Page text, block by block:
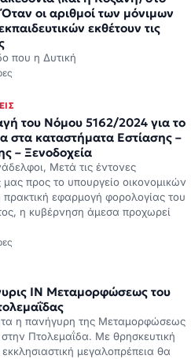
οι αριθμοί των μόνιμων
εκθέτουν τις
που η Δυτική
του Νόμου 5162/2024 για το
στα καταστήματα Εστίασης –
– Ξενοδοχεία
Μετά τις έντονες
μας προς το υπουργείο οικονομικών
πρακτική εφαρμογή φορολογίας του
η κυβέρνηση άμεσα προχωρεί
ΙΝ Μεταμορφώσεως του
η πανήγυρη της Μεταμορφώσεως
Πτολεμαΐδα. Με θρησκευτική
μεγαλοπρέπεια θα